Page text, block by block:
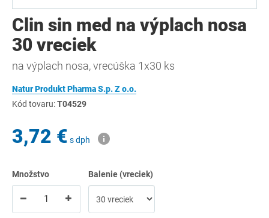
Clin sin med na výplach nosa
30 vreciek
na výplach nosa, vrecúška 1x30 ks
Natur Produkt Pharma S.p. Z o.o.
Kód tovaru:T04529
3,72 € s dph
Množstvo Balenie (vreciek)